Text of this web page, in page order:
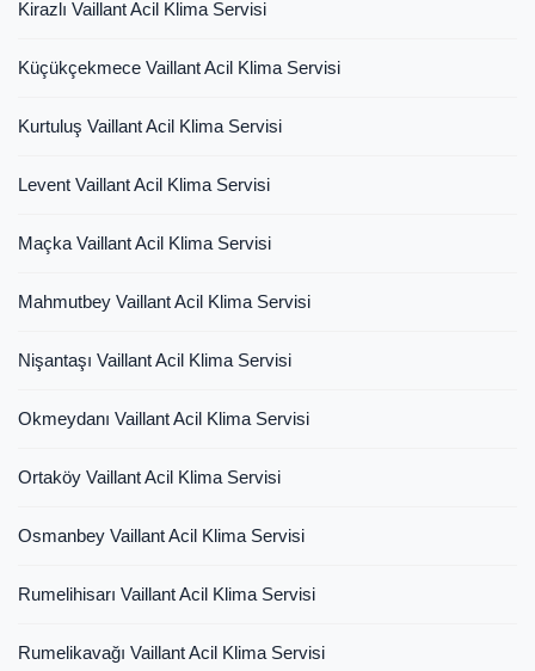
Kirazlı Vaillant Acil Klima Servisi
Küçükçekmece Vaillant Acil Klima Servisi
Kurtuluş Vaillant Acil Klima Servisi
Levent Vaillant Acil Klima Servisi
Maçka Vaillant Acil Klima Servisi
Mahmutbey Vaillant Acil Klima Servisi
Nişantaşı Vaillant Acil Klima Servisi
Okmeydanı Vaillant Acil Klima Servisi
Ortaköy Vaillant Acil Klima Servisi
Osmanbey Vaillant Acil Klima Servisi
Rumelihisarı Vaillant Acil Klima Servisi
Rumelikavağı Vaillant Acil Klima Servisi